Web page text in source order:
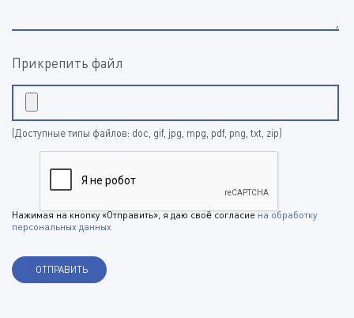
Прикрепить файл
(Доступные типы файлов: doc, gif, jpg, mpg, pdf, png, txt, zip)
Нажимая на кнопку «Отправить», я даю своё согласиена обработку
персональных данных